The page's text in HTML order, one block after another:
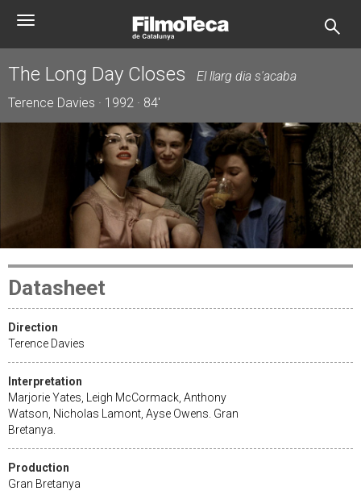
Toggle
The Long Day Closes
El llarg dia s'acaba
Terence Davies · 1992 · 84'
Datasheet
Direction
Terence Davies
Interpretation
Marjorie Yates, Leigh McCormack, Anthony
Watson, Nicholas Lamont, Ayse Owens. Gran
Bretanya.
Production
Gran Bretanya